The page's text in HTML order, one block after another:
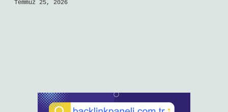
Temmuz 25, 2026